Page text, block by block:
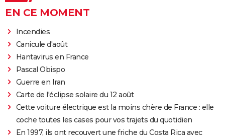
EN CE MOMENT
Incendies
Canicule d'août
Hantavirus en France
Pascal Obispo
Guerre en Iran
Carte de l'éclipse solaire du 12 août
Cette voiture électrique est la moins chère de France : elle
coche toutes les cases pour vos trajets du quotidien
En 1997, ils ont recouvert une friche du Costa Rica avec